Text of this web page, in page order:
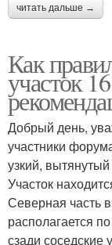
читать дальше →
Как
участок
Добрый день,
участники
узкий,
Участок
Северная часть
располагается
сзади соседские